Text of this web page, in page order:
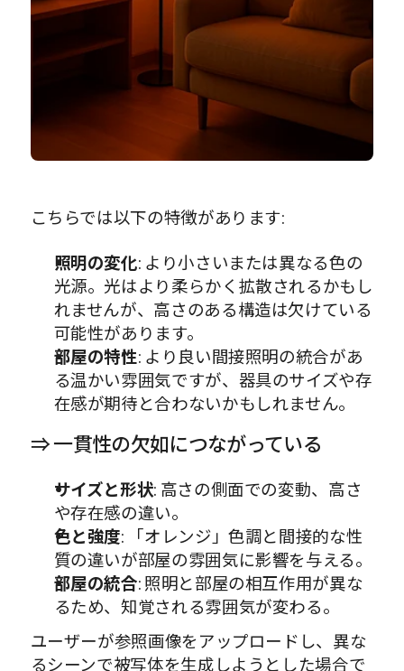
こちらでは以下の特徴があります:
照明の変化: より小さいまたは異なる色の
光源。光はより柔らかく拡散されるかもし
れませんが、高さのある構造は欠けている
可能性があります。
部屋の特性: より良い間接照明の統合があ
る温かい雰囲気ですが、器具のサイズや存
在感が期待と合わないかもしれません。
⇒ 一貫性の欠如につながっている
サイズと形状: 高さの側面での変動、高さ
や存在感の違い。
色と強度: 「オレンジ」色調と間接的な性
質の違いが部屋の雰囲気に影響を与える。
部屋の統合: 照明と部屋の相互作用が異な
るため、知覚される雰囲気が変わる。
ユーザーが参照画像をアップロードし、異な
るシーンで被写体を生成しようとした場合で